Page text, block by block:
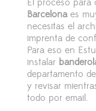
El proceso para
Barcelonaes
necesitas el
imprenta de
Para eso en
instalar
departamento
y revisar
todo por email.